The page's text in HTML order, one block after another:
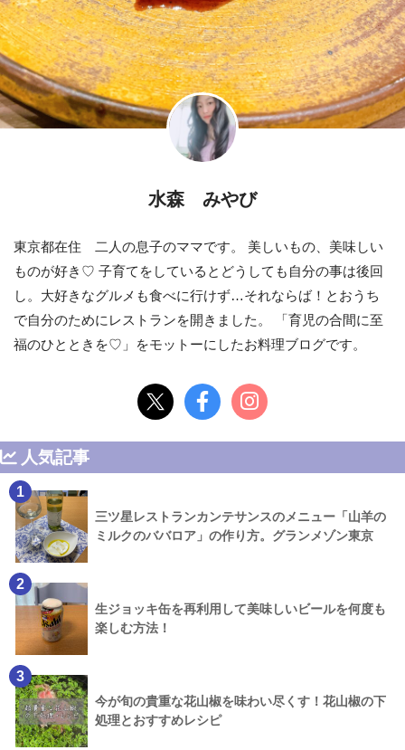
水森 みやび
東京都在住 二人の息子のママです。 美しいもの、美味しい
ものが好き♡ 子育てをしているとどうしても自分の事は後回
し。大好きなグルメも食べに行けず…それならば！とおうち
で自分のためにレストランを開きました。 「育児の合間に至
福のひとときを♡」をモットーにしたお料理ブログです。
人気記事
1
三ツ星レストランカンテサンスのメニュー「山羊の
ミルクのババロア」の作り方。グランメゾン東京
2
生ジョッキ缶を再利用して美味しいビールを何度も
楽しむ方法！
3
今が旬の貴重な花山椒を味わい尽くす！花山椒の下
処理とおすすめレシピ